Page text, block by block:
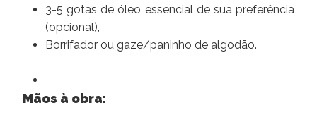
3-5 gotas de óleo essencial de sua preferência
(opcional),
Borrifador ou gaze/paninho de algodão.
Mãos à obra: